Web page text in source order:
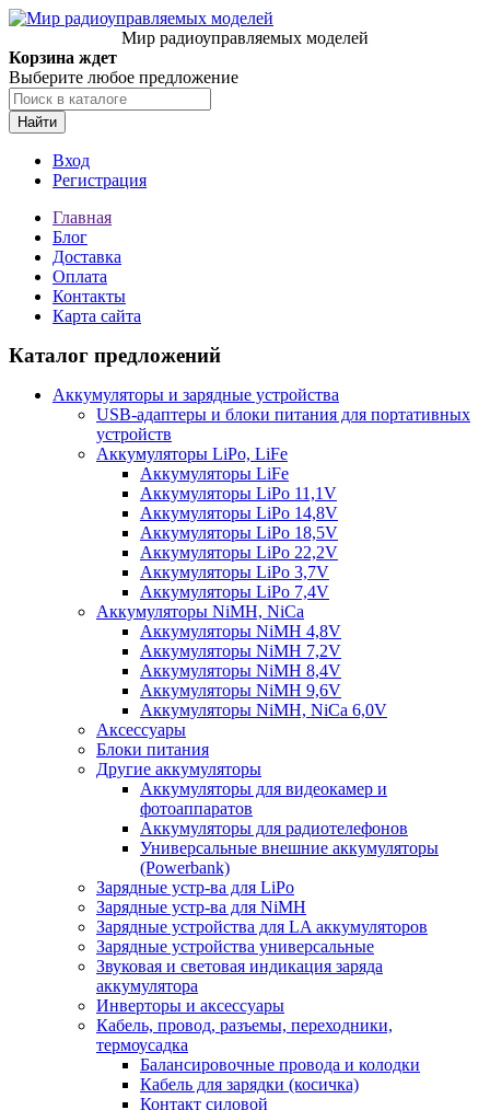
Мир радиоуправляемых моделей
Корзина ждет
Выберите любое предложение
Найти
Вход
Регистрация
Главная
Блог
Доставка
Оплата
Контакты
Карта сайта
Каталог предложений
Аккумуляторы и зарядные устройства
USB-адаптеры и блоки питания для портативных
устройств
Аккумуляторы LiPo, LiFe
Аккумуляторы LiFe
Аккумуляторы LiPo 11,1V
Аккумуляторы LiPo 14,8V
Аккумуляторы LiPo 18,5V
Аккумуляторы LiPo 22,2V
Аккумуляторы LiPo 3,7V
Аккумуляторы LiPo 7,4V
Аккумуляторы NiMH, NiCa
Аккумуляторы NiMH 4,8V
Аккумуляторы NiMH 7,2V
Аккумуляторы NiMH 8,4V
Аккумуляторы NiMH 9,6V
Аккумуляторы NiMH, NiCa 6,0V
Аксессуары
Блоки питания
Другие аккумуляторы
Аккумуляторы для видеокамер и
фотоаппаратов
Аккумуляторы для радиотелефонов
Универсальные внешние аккумуляторы
(Powerbank)
Зарядные устр-ва для LiPo
Зарядные устр-ва для NiMH
Зарядные устройства для LA аккумуляторов
Зарядные устройства универсальные
Звуковая и световая индикация заряда
аккумулятора
Инверторы и аксессуары
Кабель, провод, разъемы, переходники,
термоусадка
Балансировочные провода и колодки
Кабель для зарядки (косичка)
Контакт силовой